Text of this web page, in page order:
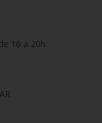
de 16 a 20h